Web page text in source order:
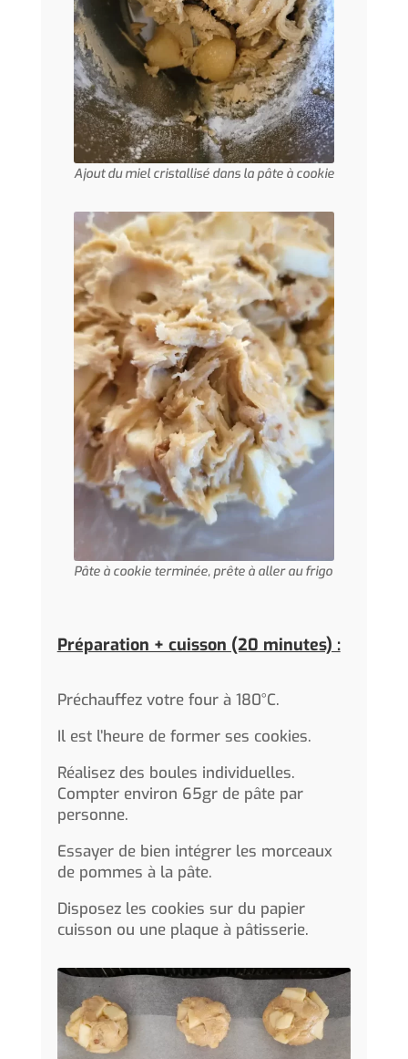
Ajout du miel cristallisé dans la pâte à cookie
Pâte à cookie terminée, prête à aller au frigo
Préparation + cuisson (20 minutes) :
Préchauffez votre four à 180°C.
Il est l’heure de former ses cookies.
Réalisez des boules individuelles.
Compter environ 65gr de pâte par
personne.
Essayer de bien intégrer les morceaux
de pommes à la pâte.
Disposez les cookies sur du papier
cuisson ou une plaque à pâtisserie.